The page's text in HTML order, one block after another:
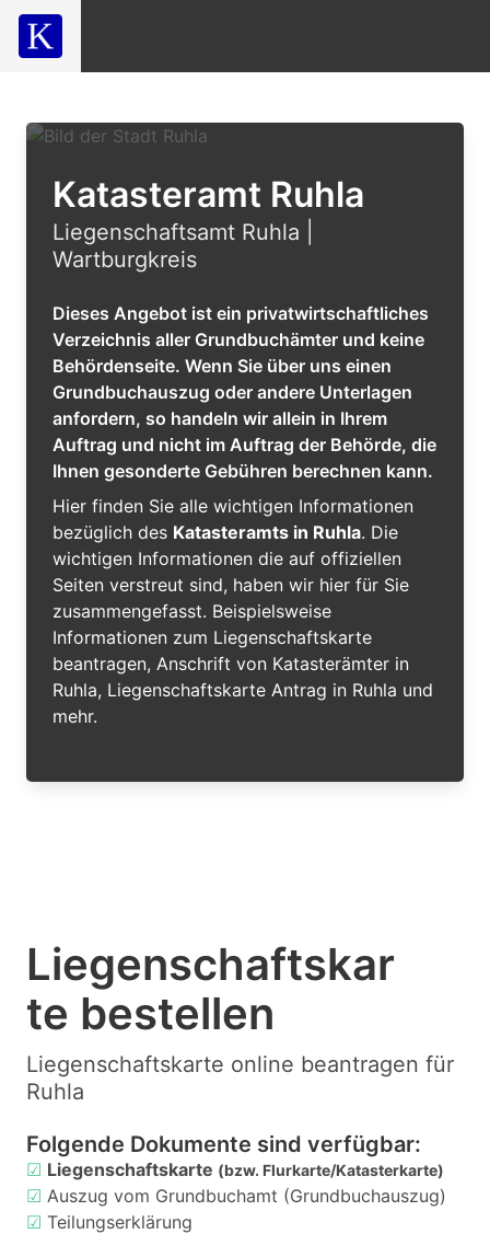
Katasteramt Ruhla
Liegenschaftsamt Ruhla |
Wartburgkreis
Dieses Angebot ist ein privatwirtschaftliches
Verzeichnis aller Grundbuchämter und keine
Behördenseite. Wenn Sie über uns einen
Grundbuchauszug oder andere Unterlagen
anfordern, so handeln wir allein in Ihrem
Auftrag und nicht im Auftrag der Behörde, die
Ihnen gesonderte Gebühren berechnen kann.
Hier finden Sie alle wichtigen Informationen
bezüglich des Katasteramts in Ruhla. Die
wichtigen Informationen die auf offiziellen
Seiten verstreut sind, haben wir hier für Sie
zusammengefasst. Beispielsweise
Informationen zum Liegenschaftskarte
beantragen, Anschrift von Katasterämter in
Ruhla, Liegenschaftskarte Antrag in Ruhla und
mehr.
Liegenschaftskar
te bestellen
Liegenschaftskarte online beantragen für
Ruhla
Folgende Dokumente sind verfügbar:
☑ Liegenschaftskarte (bzw. Flurkarte/Katasterkarte)
☑ Auszug vom Grundbuchamt (Grundbuchauszug)
☑ Teilungserklärung